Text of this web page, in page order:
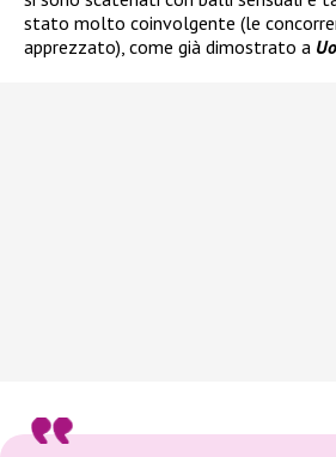
stato molto coinvolgente (le
apprezzato), come già dimostrato a